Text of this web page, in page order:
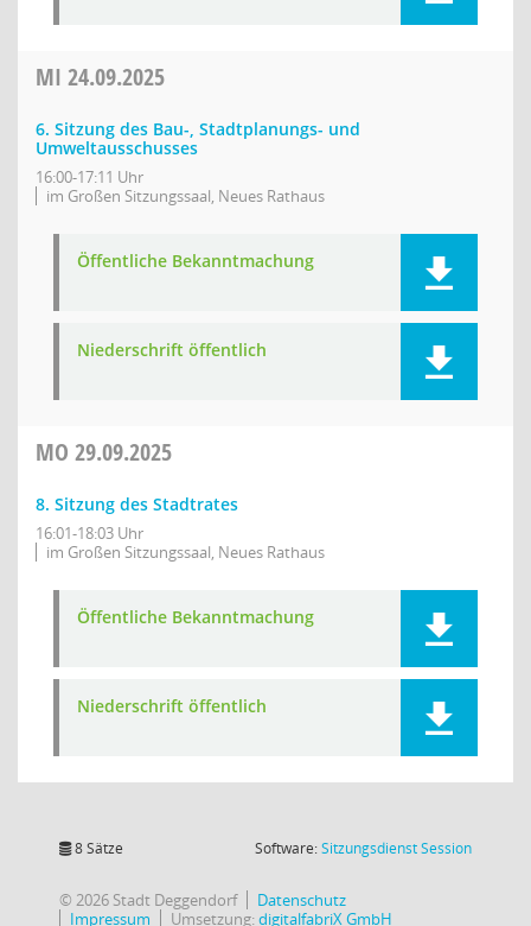
MI 24.09.2025
6. Sitzung des Bau-, Stadtplanungs- und
Umweltausschusses
16:00-17:11 Uhr
im Großen Sitzungssaal, Neues Rathaus
Öffentliche Bekanntmachung
Niederschrift öffentlich
MO 29.09.2025
8. Sitzung des Stadtrates
16:01-18:03 Uhr
im Großen Sitzungssaal, Neues Rathaus
Öffentliche Bekanntmachung
Niederschrift öffentlich
8 Sätze Software:SitzungsdienstSession(Wird in
© 2026 Stadt Deggendorf
Datenschutz
Impressum
Umsetzung:digitalfabriX GmbH